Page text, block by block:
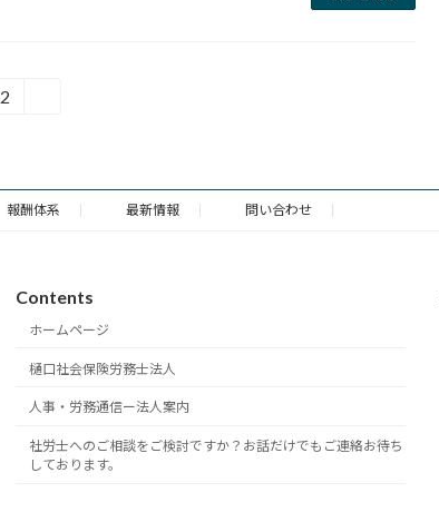
固
ジ
2
報酬体系 最新情報 問い合わせ
Contents
ホームページ
樋口社会保険労務士法人
人事・労務通信ー法人案内
社労士へのご相談をご検討ですか？お話だけでもご連絡お待ち
しております。